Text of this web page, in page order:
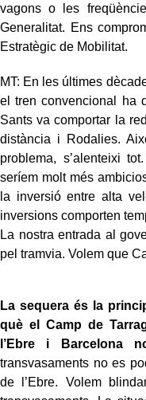
vagons o les
Generalitat. Ens
Estratègic de Mobilitat.
MT: En les últimes
el tren convencional ha
Sants va comportar la
distància i Rodalies.
problema, s’alenteixi
seríem molt més
la inversió entre alta
inversions comporten
La nostra entrada al
pel tramvia. Volem que
La sequera és la
què el Camp de
l’Ebre i Barcelona
transvasaments no es
de l’Ebre. Volem